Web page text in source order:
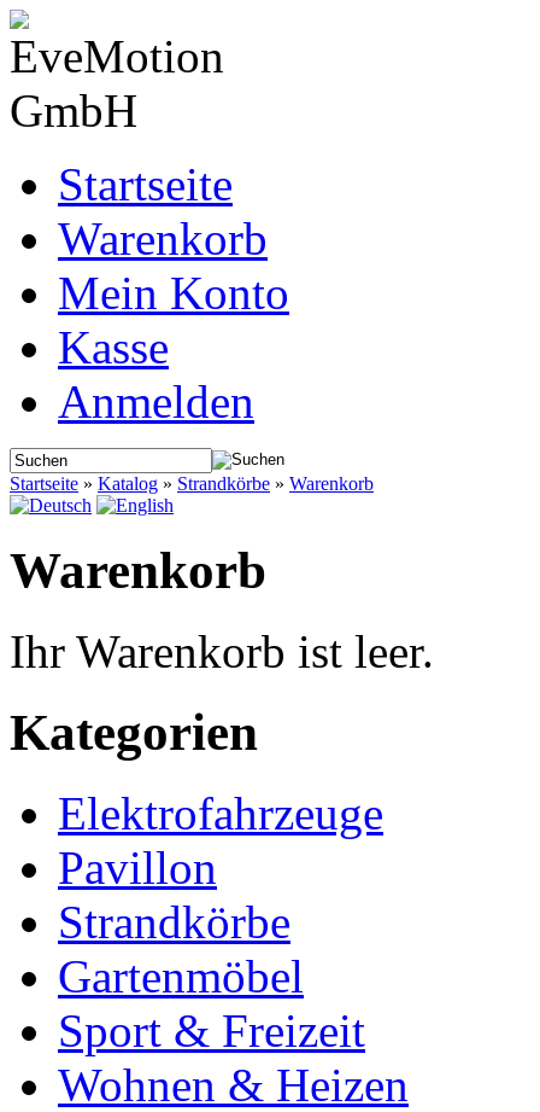
Startseite
Warenkorb
Mein Konto
Kasse
Anmelden
Startseite » Katalog » Strandkörbe » Warenkorb
Warenkorb
Ihr Warenkorb ist leer.
Kategorien
Elektrofahrzeuge
Pavillon
Strandkörbe
Gartenmöbel
Sport & Freizeit
Wohnen & Heizen